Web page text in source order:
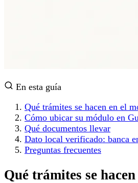
En esta guía
Qué trámites se hacen en el
Cómo ubicar su módulo en
Qué documentos llevar
Dato local verificado: banca
Preguntas frecuentes
Qué trámites se